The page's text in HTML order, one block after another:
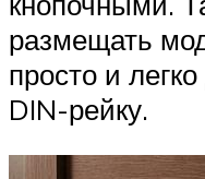
размещать
просто и
DIN-рейку.